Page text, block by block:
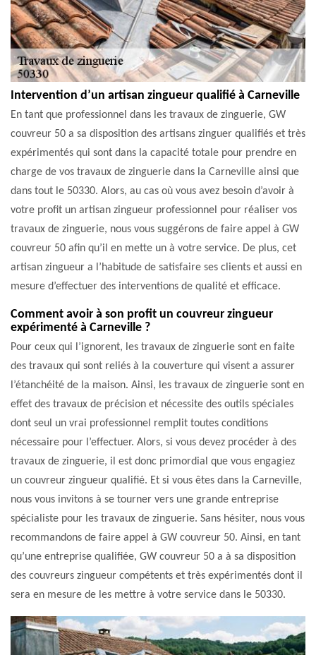
Intervention d’un artisan zingueur qualifié à Carneville
En tant que professionnel dans les travaux de zinguerie, GW
couvreur 50 a sa disposition des artisans zinguer qualifiés et très
expérimentés qui sont dans la capacité totale pour prendre en
charge de vos travaux de zinguerie dans la Carneville ainsi que
dans tout le 50330. Alors, au cas où vous avez besoin d’avoir à
votre profit un artisan zingueur professionnel pour réaliser vos
travaux de zinguerie, nous vous suggérons de faire appel à GW
couvreur 50 afin qu’il en mette un à votre service. De plus, cet
artisan zingueur a l’habitude de satisfaire ses clients et aussi en
mesure d’effectuer des interventions de qualité et efficace.
Comment avoir à son profit un couvreur zingueur
expérimenté à Carneville ?
Pour ceux qui l’ignorent, les travaux de zinguerie sont en faite
des travaux qui sont reliés à la couverture qui visent a assurer
l’étanchéité de la maison. Ainsi, les travaux de zinguerie sont en
effet des travaux de précision et nécessite des outils spéciales
dont seul un vrai professionnel remplit toutes conditions
nécessaire pour l’effectuer. Alors, si vous devez procéder à des
travaux de zinguerie, il est donc primordial que vous engagiez
un couvreur zingueur qualifié. Et si vous êtes dans la Carneville,
nous vous invitons à se tourner vers une grande entreprise
spécialiste pour les travaux de zinguerie. Sans hésiter, nous vous
recommandons de faire appel à GW couvreur 50. Ainsi, en tant
qu’une entreprise qualifiée, GW couvreur 50 a à sa disposition
des couvreurs zingueur compétents et très expérimentés dont il
sera en mesure de les mettre à votre service dans le 50330.